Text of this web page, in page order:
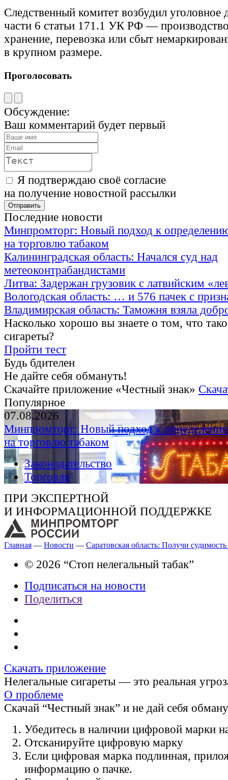
Следственный комитет возбудил уголовное
части 6 статьи 171.1 УК РФ —
хранение, перевозка или сбыт
в крупном размере.
Проголосовать
Обсуждение:
Ваш комментарий будет первый
Я подтверждаю своё согласие
на получение новостной рассылки
Последние новости
Минпромторг: Новый подход к
на торговлю табаком
Калининградская область: Начался суд над
метеоконтрабандистами
Литва: Задержан грузовик с латвийским
Вологодская область: … и 576 пачек с
Владимирская область: Таможня взяла
Насколько хорошо вы знаете о том, что
сигареты?
Пройти тест
Будь бдителен
Не дайте себя обмануть!
Скачайте приложение «Честный знак»
Популярное
07.08.2026
Минпромторг: Новый подход к
на торговлю табаком
Законодательство
Торговля
ПРИ ЭКСПЕРТНОЙ
И ИНФОРМАЦИОННОЙ ПОДДЕРЖКЕ
Главная — Новости — Саратовская область: Получи
© 2026 “Стоп нелегальный табак”
Подписаться на новости
Поделиться
Скачать приложение
Нелегальные сигареты — это реальная
О проблеме
Скачай “Честный знак” и не дай себя
Убедитесь в наличии цифровой марки
Отсканируйте цифровую марку
Если цифровая марка подлинная,
информацию о пачке.